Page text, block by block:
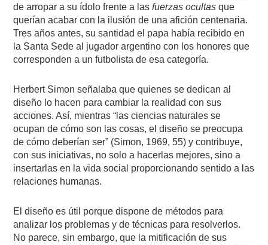
de arropar a su ídolo frente a lasfuerzas ocultas que
querían acabar con la ilusión de una afición centenaria.
Tres años antes, su santidad el papa había recibido en
la Santa Sede al jugador argentino con los honores que
corresponden a un futbolista de esa categoría.
Herbert Simon señalaba que quienes se dedican al
diseño lo hacen para cambiar la realidad con sus
acciones. Así, mientras “las ciencias naturales se
ocupan de cómo son las cosas, el diseño se preocupa
de cómo deberían ser” (Simon, 1969, 55) y contribuye,
con sus iniciativas, no solo a hacerlas mejores, sino a
insertarlas en la vida social proporcionando sentido a las
relaciones humanas.
El diseño es útil porque dispone de métodos para
analizar los problemas y de técnicas para resolverlos.
No parece, sin embargo, que la mitificación de sus